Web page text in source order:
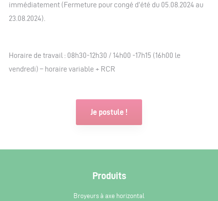
immédiatement (Fermeture pour congé d’été du 05.08.2024 au
23.08.2024).
Horaire de travail : 08h30-12h30 / 14h00 -17h15 (16h00 le
vendredi) – horaire variable + RCR
Je postule !
Produits
Broyeurs à axe horizontal